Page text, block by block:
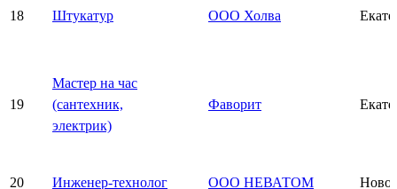
18 Штукатур ООО Холва
19
Мастер на час
(сантехник,
электрик)
Фаворит
20 Инженер-технолог ООО НЕВАТОМ